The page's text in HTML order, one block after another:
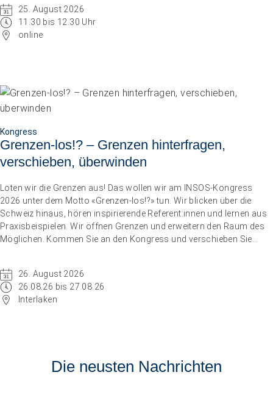
25. August 2026
11.30 bis 12.30 Uhr
online
Kongress
Grenzen-los!? – Grenzen hinterfragen,
verschieben, überwinden
Loten wir die Grenzen aus! Das wollen wir am INSOS-Kongress
2026 unter dem Motto «Grenzen-los!?» tun. Wir blicken über die
Schweiz hinaus, hören inspirierende Referent:innen und lernen aus
Praxisbeispielen. Wir öffnen Grenzen und erweitern den Raum des
Möglichen. Kommen Sie an den Kongress und verschieben Sie
26. August 2026
26.08.26 bis 27.08.26
Interlaken
Die neusten Nachrichten